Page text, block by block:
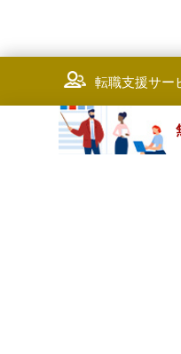
転職支援サー